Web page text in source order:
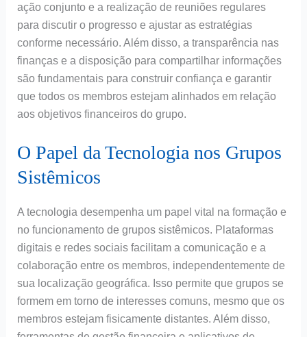
ação conjunto e a realização de reuniões regulares
para discutir o progresso e ajustar as estratégias
conforme necessário. Além disso, a transparência nas
finanças e a disposição para compartilhar informações
são fundamentais para construir confiança e garantir
que todos os membros estejam alinhados em relação
aos objetivos financeiros do grupo.
O Papel da Tecnologia nos Grupos
Sistêmicos
A tecnologia desempenha um papel vital na formação e
no funcionamento de grupos sistêmicos. Plataformas
digitais e redes sociais facilitam a comunicação e a
colaboração entre os membros, independentemente de
sua localização geográfica. Isso permite que grupos se
formem em torno de interesses comuns, mesmo que os
membros estejam fisicamente distantes. Além disso,